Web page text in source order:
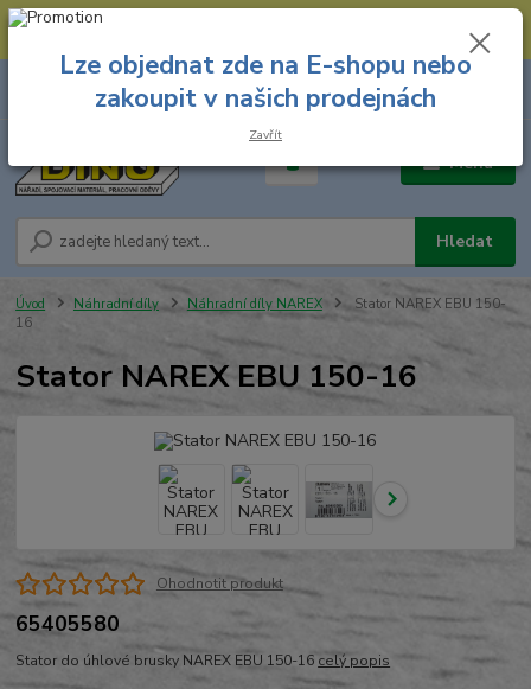
--- Spojovací materiál: 774 431 045 --- Prodejna nářadí: 731 449 423 --
Menu
Hledat
8.00 hod. - 16.00 hod.
za
Úvod Náhradní díly Náhradní díly NAREX
Stator NAREX EBU 150-
16
Stator NAREX EBU 150-16
Ohodnotit produkt
65405580
Stator do úhlové brusky NAREX EBU 150-16 celý popis
Lze objednat zde na E-shopu nebo
zakoupit v našich prodejnách
Zavřít